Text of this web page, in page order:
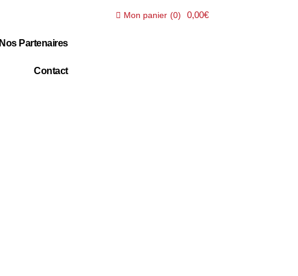
Nos Partenaires
Contact
Mon panier (0) 0,00€